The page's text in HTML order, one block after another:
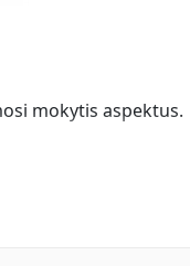
mokytis aspektus.